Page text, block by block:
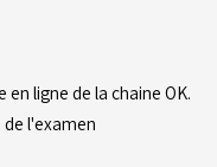
ligne de la chaine OK.
l'examen